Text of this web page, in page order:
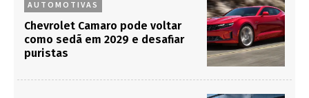
AUTOMOTIVAS
Chevrolet Camaro pode voltar
como sedã em 2029 e desafiar
puristas